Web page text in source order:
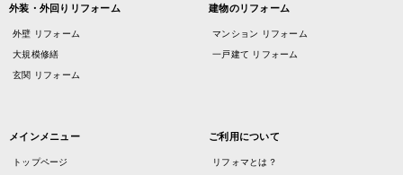
外装・外回りリフォーム
外壁 リフォーム
大規模修繕
玄関 リフォーム
建物のリフォーム
マンション リフォーム
一戸建て リフォーム
メインメニュー
トップページ
ご利用について
リフォマとは？